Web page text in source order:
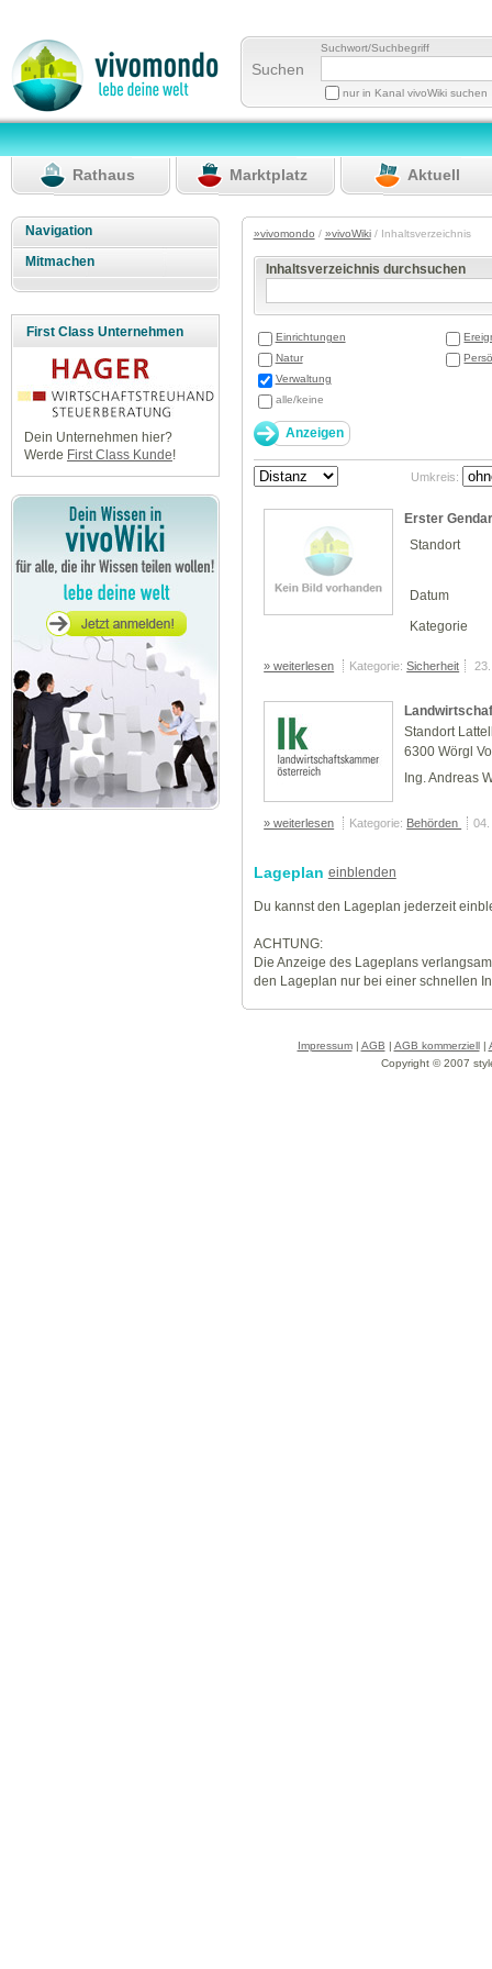
Suchen
Suchwort/Suchbegriff
nur in Kanal vivoWiki suchen
Rathaus Marktplatz Aktuell
Navigation
Mitmachen
First Class Unternehmen
Dein Unternehmen hier?
Werde First Class Kunde!
»vivomondo / »vivoWiki/ Inhaltsverzeichnis
Inhaltsverzeichnis durchsuchen
Einrichtungen
Natur
Verwaltung
alle/keine
Umkreis:
Erster
Standort
Datum
Kategorie
» weiterlesen Kategorie:Sicherheit
Standort
6300 Wörgl
Ing. Andreas
» weiterlesen Kategorie: Behörden
Lageplan einblenden
Du kannst den Lageplan jederzeit
ACHTUNG:
Die Anzeige des Lageplans
den Lageplan nur bei einer schnellen
Impressum| AGB | AGB kommerziell|
Copyright © 2007